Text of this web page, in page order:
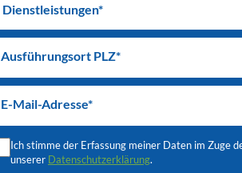
Ausführungsort PLZ*
E-Mail-Adresse*
Ich stimme der Erfassung meiner Daten im Zuge
unserer Datenschutzerklärung.